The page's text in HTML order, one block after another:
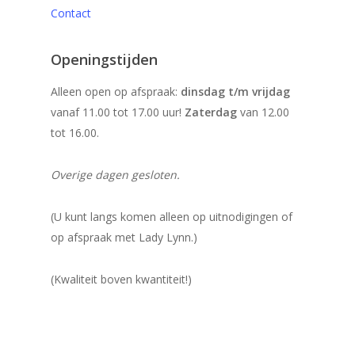
Contact
Openingstijden
Alleen open op afspraak: dinsdag t/m vrijdag
vanaf 11.00 tot 17.00 uur! Zaterdag van 12.00
tot 16.00.
Overige dagen gesloten.
(U kunt langs komen alleen op uitnodigingen of
op afspraak met Lady Lynn.)
(Kwaliteit boven kwantiteit!)